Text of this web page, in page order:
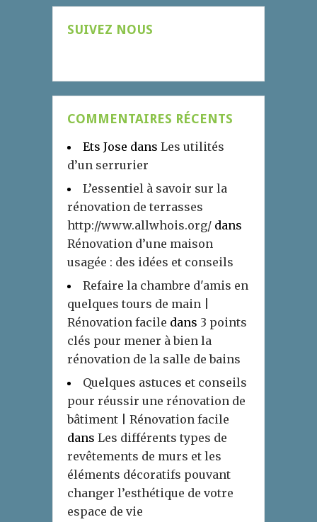
SUIVEZ NOUS
COMMENTAIRES RÉCENTS
Ets Jose dans Les utilités
d’un serrurier
L’essentiel à savoir sur la
rénovation de terrasses
http://www.allwhois.org/ dans
Rénovation d’une maison
usagée : des idées et conseils
Refaire la chambre d'amis en
quelques tours de main |
Rénovation facile dans 3 points
clés pour mener à bien la
rénovation de la salle de bains
Quelques astuces et conseils
pour réussir une rénovation de
bâtiment | Rénovation facile
dans Les différents types de
revêtements de murs et les
éléments décoratifs pouvant
changer l’esthétique de votre
espace de vie